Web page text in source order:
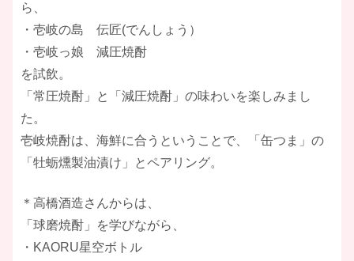
ら、
・壱岐の島 伝匠(でんしょう）
・壱岐っ娘 減圧焼酎
を試飲。
「常圧焼酎」と「減圧焼酎」の味わいを楽しみまし
た。
壱岐焼酎は、海鮮に合うということで、「缶つま」の
「牡蛎燻製油漬け」とペアリング。​
＊高橋酒造さんからは、
「球磨焼酎」を学びながら、
・KAORU星空ボトル